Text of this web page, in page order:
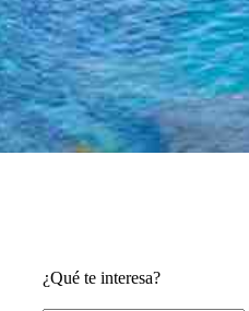
¿Qué te interesa?